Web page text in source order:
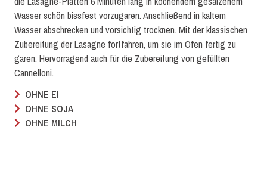
Wasser schön bissfest vorzugaren. Anschließend in kaltem
Wasser abschrecken und vorsichtig trocknen. Mit der klassischen
Zubereitung der Lasagne fortfahren, um sie im Ofen fertig zu
garen. Hervorragend auch für die Zubereitung von gefüllten
Cannelloni.
OHNE EI
OHNE SOJA
OHNE MILCH